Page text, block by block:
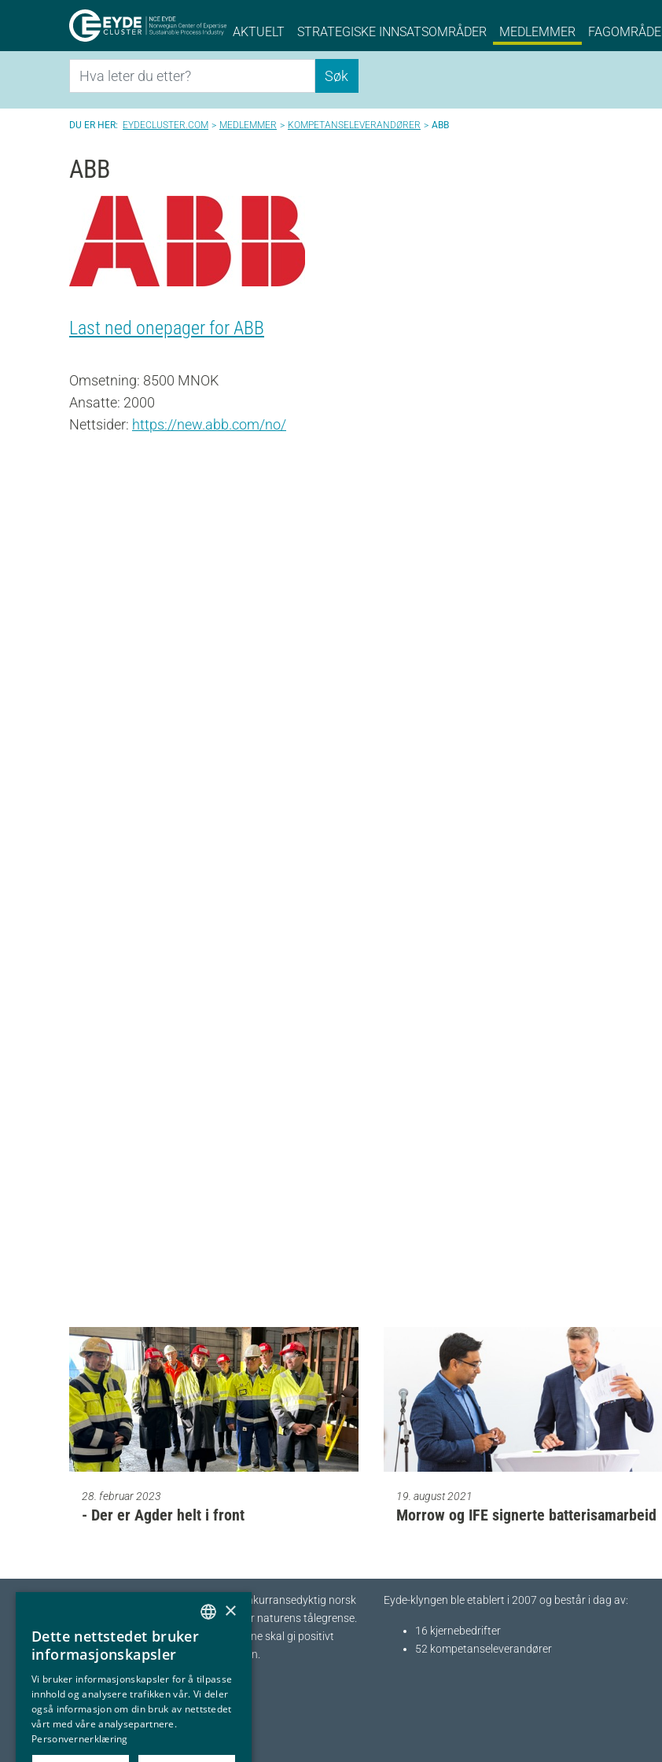
Eyde-Cluster | NCE EYDE, Norwegian Center of
AKTUELT STRATEGISKE INNSATSOMRÅDER MEDLEMMER
Søk Søk
EYDECLUSTER.COM MEDLEMMER KOMPETANSELEVERANDØRER ABB
ABB
Last ned onepager for ABB
Omsetning: 8500 MNOK
Ansatte: 2000
Nettsider: https://new.abb.com/no/
28. februar 2023
- Der er Agder helt i front
19. august 2021
Morrow og IFE signerte batterisamarbeid
Eyde-klyngen skal sikre tilvekst og konkurransedyktig norsk
prosessindustri som opererer innenfor naturens tålegrense.
I fellesskap streber vi etter at bedriftene skal gi positivt
bidrag tilbake til samfunnet og naturen.
Eyde-klyngen ble etablert i 2007 og består i dag av:
16 kjernebedrifter​
52 kompetanseleverandører
NORWEGIAN
×
Dette nettstedet bruker
informasjonskapsler
Vi bruker informasjonskapsler for å tilpasse
innhold og analysere trafikken vår. Vi deler
også informasjon om din bruk av nettstedet
vårt med våre analysepartnere.
Personvernerklæring